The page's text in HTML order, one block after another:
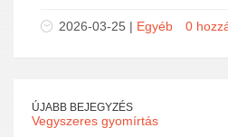
2026-03-25 | Egyéb 0
ÚJABB BEJEGYZÉS
Vegyszeres gyomírtás